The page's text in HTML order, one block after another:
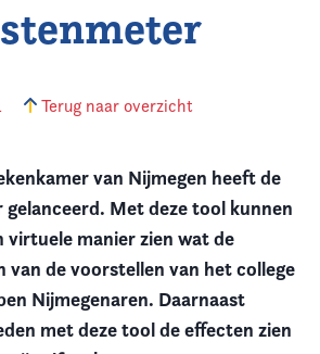
Terug naar overzicht
van Nijmegen heeft de
Met deze tool kunnen
virtuele manier zien wat de
van de voorstellen van het college
Nijmegenaren. Daarnaast
met deze tool de effecten zien